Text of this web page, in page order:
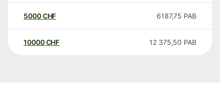
5000CHF 6187,75 PAB
10000 CHF 12 375,50 PAB